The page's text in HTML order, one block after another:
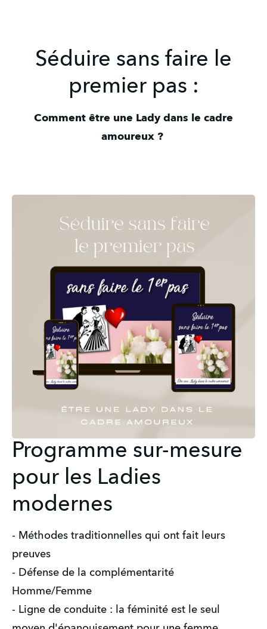
Séduire sans faire le
premier pas :
Comment être une Lady dans le cadre
amoureux ?
Programme sur-mesure
pour les Ladies
modernes
- Méthodes traditionnelles qui ont fait leurs
preuves
- Défense de la complémentarité
Homme/Femme
- Ligne de conduite : la féminité est le seul